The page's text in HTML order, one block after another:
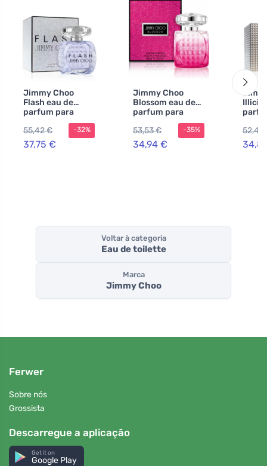
Jimmy Choo
Flash eau de
parfum para
mulheres 100 ml
55,42 €
37,75 €
-32%
Jimmy Choo
Blossom eau de
parfum para
mulheres 100 ml
53,53 €
34,94 €
-35%
Illicit
52,47
Voltar à categoria
Eau de toilette
Marca
Jimmy Choo
Ferwer
Sobre nós
Grossista
Descarregue a aplicação
Get it on
Google Play